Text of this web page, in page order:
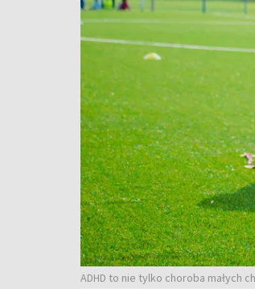
ADHD to nie tylko choroba małych